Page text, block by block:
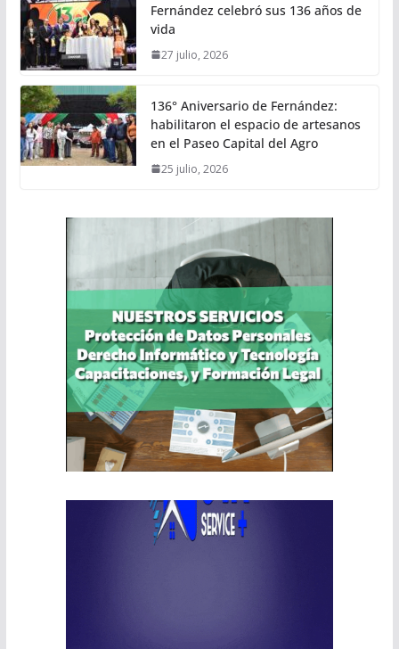
Fernández celebró sus 136 años de
vida
27 julio, 2026
136° Aniversario de Fernández:
habilitaron el espacio de artesanos
en el Paseo Capital del Agro
25 julio, 2026